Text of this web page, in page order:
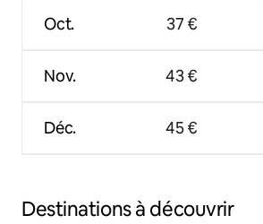
Oct.
Nov.
Déc.
37 €
43 €
45 €
Destinations à découvrir